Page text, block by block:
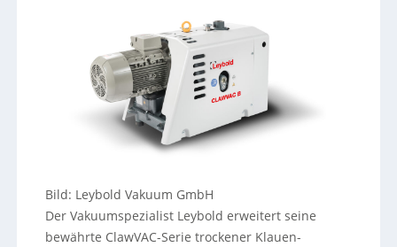
Bild: Leybold Vakuum GmbH
Der Vakuumspezialist Leybold erweitert seine
bewährte ClawVAC-Serie trockener Klauen-